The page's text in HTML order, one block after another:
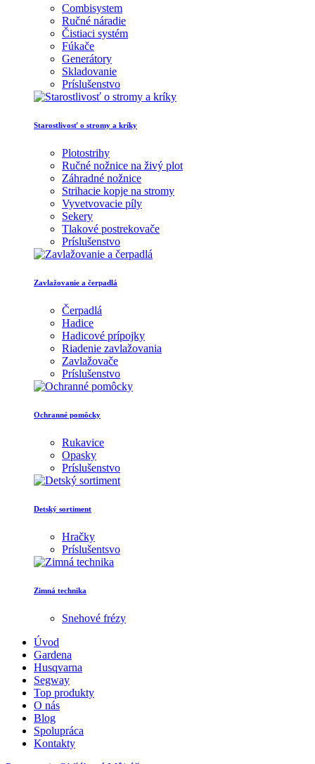
Combisystem
Ručné náradie
Čistiaci systém
Fúkače
Generátory
Skladovanie
Príslušenstvo
Starostlivosť o stromy a kríky
Plotostrihy
Ručné nožnice na živý plot
Záhradné nožnice
Strihacie kopje na stromy
Vyvetvovacie píly
Sekery
Tlakové postrekovače
Príslušenstvo
Zavlažovanie a čerpadlá
Čerpadlá
Hadice
Hadicové prípojky
Riadenie zavlažovania
Zavlažovače
Príslušenstvo
Ochranné pomôcky
Rukavice
Opasky
Príslušenstvo
Detský sortiment
Hračky
Príslušentsvo
Zimná technika
Snehové frézy
Úvod
Gardena
Husqvarna
Segway
Top produkty
O nás
Blog
Spolupráca
Kontakty